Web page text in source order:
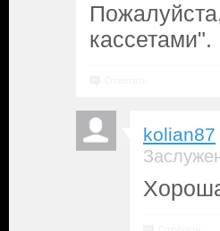
кассетами".
kolian87